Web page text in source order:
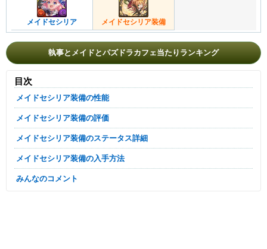
メイドセシリア メイドセシリア装備
執事とメイドとパズドラカフェ当たりランキング
目次
メイドセシリア装備の性能
メイドセシリア装備の評価
メイドセシリア装備のステータス詳細
メイドセシリア装備の入手方法
みんなのコメント